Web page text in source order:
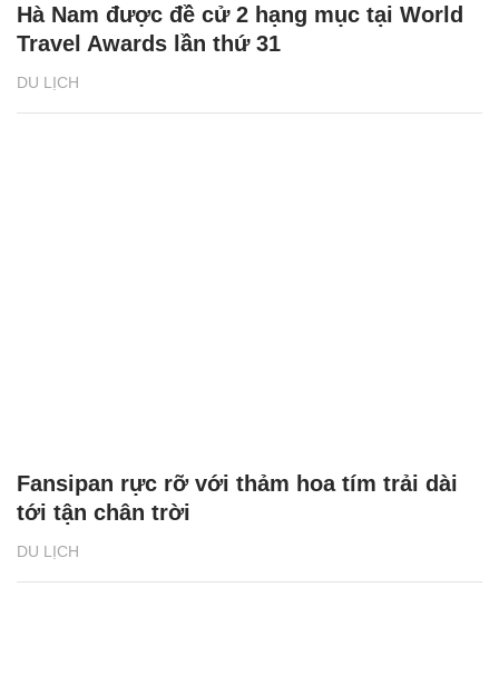
DU LỊCH
Hà Nam được đề cử 2 hạng mục tại World
Travel Awards lần thứ 31
DU LỊCH
Fansipan rực rỡ với thảm hoa tím trải dài
tới tận chân trời